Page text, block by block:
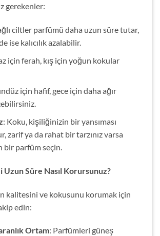
gerekenler:
ciltler parfümü daha uzun süre tutar,
ise kalıcılık azalabilir.
için ferah, kış için yoğun kokular
için hafif, gece için daha ağır
: Koku, kişiliğinizin bir yansıması
zarif ya da rahat bir tarzınız varsa
bir parfüm seçin.
Süre Nasıl Korursunuz?
kalitesini ve kokusunu korumak için
edin:
Ortam: Parfümleri güneş